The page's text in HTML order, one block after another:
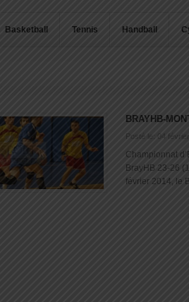
Basketball Tennis Handball
BRAYHB-
Posté le: 04
Championnat
BrayHB 23-26
février 2014, le